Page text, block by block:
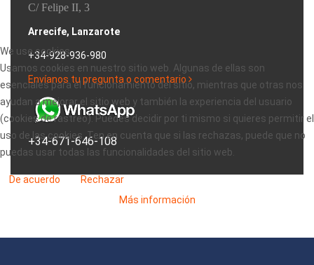
C/ Felipe II, 3
Arrecife, Lanzarote
+34-928-936-980
Envíanos tu pregunta o comentario
+34-671-646-108
We use cookies
Usamos cookies en nuestro sitio web. Algunas de ellas son
esenciales para el funcionamiento del sitio, mientras que otras nos
ayudan a mejorar el sitio web y también la experiencia del usuario
(cookies de rastreo). Puedes decidir por ti mismo si quieres permitir el
uso de las cookies. Ten en cuenta que si las rechazas, puede que no
puedas usar todas las funcionalidades del sitio web.
De acuerdo
Rechazar
Más información